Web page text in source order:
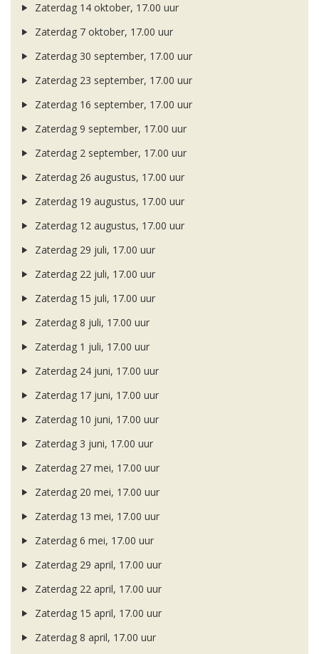
Zaterdag 14 oktober, 17.00 uur
Zaterdag 7 oktober, 17.00 uur
Zaterdag 30 september, 17.00 uur
Zaterdag 23 september, 17.00 uur
Zaterdag 16 september, 17.00 uur
Zaterdag 9 september, 17.00 uur
Zaterdag 2 september, 17.00 uur
Zaterdag 26 augustus, 17.00 uur
Zaterdag 19 augustus, 17.00 uur
Zaterdag 12 augustus, 17.00 uur
Zaterdag 29 juli, 17.00 uur
Zaterdag 22 juli, 17.00 uur
Zaterdag 15 juli, 17.00 uur
Zaterdag 8 juli, 17.00 uur
Zaterdag 1 juli, 17.00 uur
Zaterdag 24 juni, 17.00 uur
Zaterdag 17 juni, 17.00 uur
Zaterdag 10 juni, 17.00 uur
Zaterdag 3 juni, 17.00 uur
Zaterdag 27 mei, 17.00 uur
Zaterdag 20 mei, 17.00 uur
Zaterdag 13 mei, 17.00 uur
Zaterdag 6 mei, 17.00 uur
Zaterdag 29 april, 17.00 uur
Zaterdag 22 april, 17.00 uur
Zaterdag 15 april, 17.00 uur
Zaterdag 8 april, 17.00 uur